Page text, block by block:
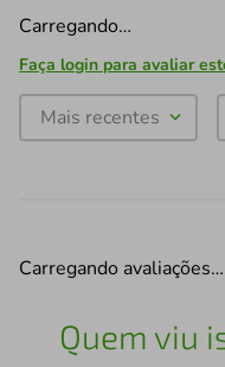
Carregando…
Faça login para avaliar
Mais recentes
Carregando avaliações…
Quem viu